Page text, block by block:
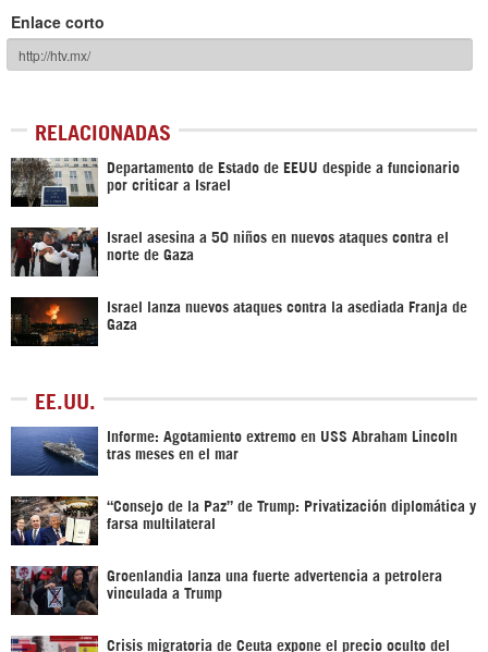
Enlace corto
RELACIONADAS
Departamento de Estado de EEUU despide a funcionario
por criticar a Israel
Israel asesina a 50 niños en nuevos ataques contra el
norte de Gaza
Israel lanza nuevos ataques contra la asediada Franja de
Gaza
EE.UU.
Informe: Agotamiento extremo en USS Abraham Lincoln
tras meses en el mar
“Consejo de la Paz” de Trump: Privatización diplomática y
farsa multilateral
Groenlandia lanza una fuerte advertencia a petrolera
vinculada a Trump
Crisis migratoria de Ceuta expone el precio oculto del